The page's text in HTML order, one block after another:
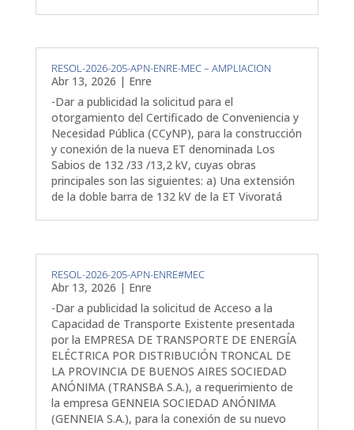
RESOL-2026-205-APN-ENRE-MEC – AMPLIACION
Abr 13, 2026 | Enre
-Dar a publicidad la solicitud para el
otorgamiento del Certificado de Conveniencia y
Necesidad Pública (CCyNP), para la construcción
y conexión de la nueva ET denominada Los
Sabios de 132 /33 /13,2 kV, cuyas obras
principales son las siguientes: a) Una extensión
de la doble barra de 132 kV de la ET Vivoratá
RESOL-2026-205-APN-ENRE#MEC
Abr 13, 2026 | Enre
-Dar a publicidad la solicitud de Acceso a la
Capacidad de Transporte Existente presentada
por la EMPRESA DE TRANSPORTE DE ENERGÍA
ELÉCTRICA POR DISTRIBUCIÓN TRONCAL DE
LA PROVINCIA DE BUENOS AIRES SOCIEDAD
ANÓNIMA (TRANSBA S.A.), a requerimiento de
la empresa GENNEIA SOCIEDAD ANÓNIMA
(GENNEIA S.A.), para la conexión de su nuevo